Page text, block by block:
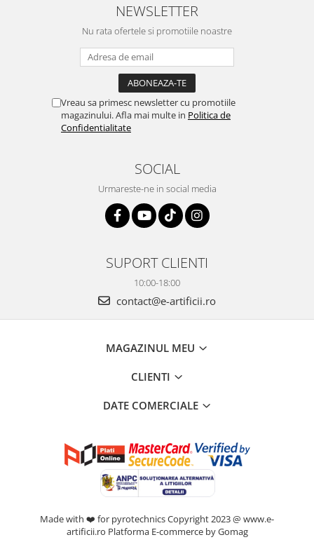
NEWSLETTER
Nu rata ofertele si promotiile noastre
Vreau sa primesc newsletter cu promotiile
magazinului. Afla mai multe in Politica de
Confidentialitate
SOCIAL
Urmareste-ne in social media
SUPORT CLIENTI
10:00-18:00
contact@e-artificii.ro
MAGAZINUL MEU
CLIENTI
DATE COMERCIALE
Made with ❤️ for pyrotechnics Copyright 2023 @ www.e-
artificii.ro Platforma E-commerce by Gomag